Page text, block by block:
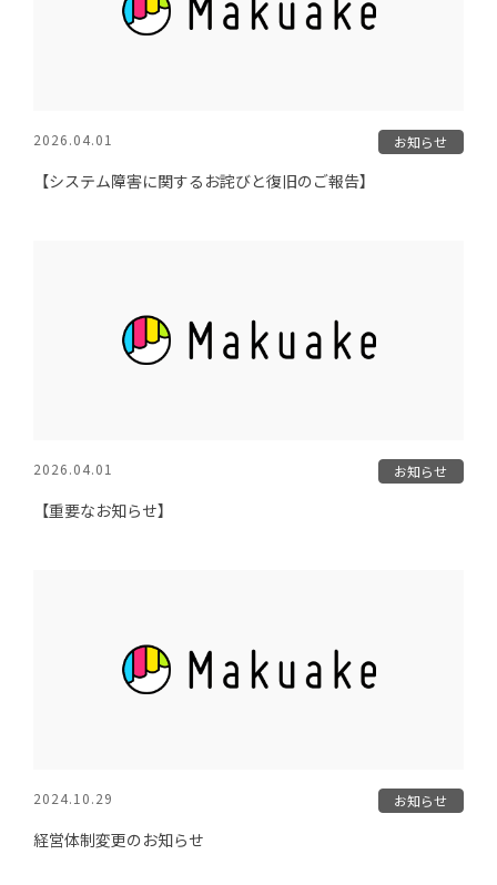
2026.04.01 お知らせ
【システム障害に関するお詫びと復旧のご報告】
2026.04.01 お知らせ
【重要なお知らせ】
2024.10.29 お知らせ
経営体制変更のお知らせ